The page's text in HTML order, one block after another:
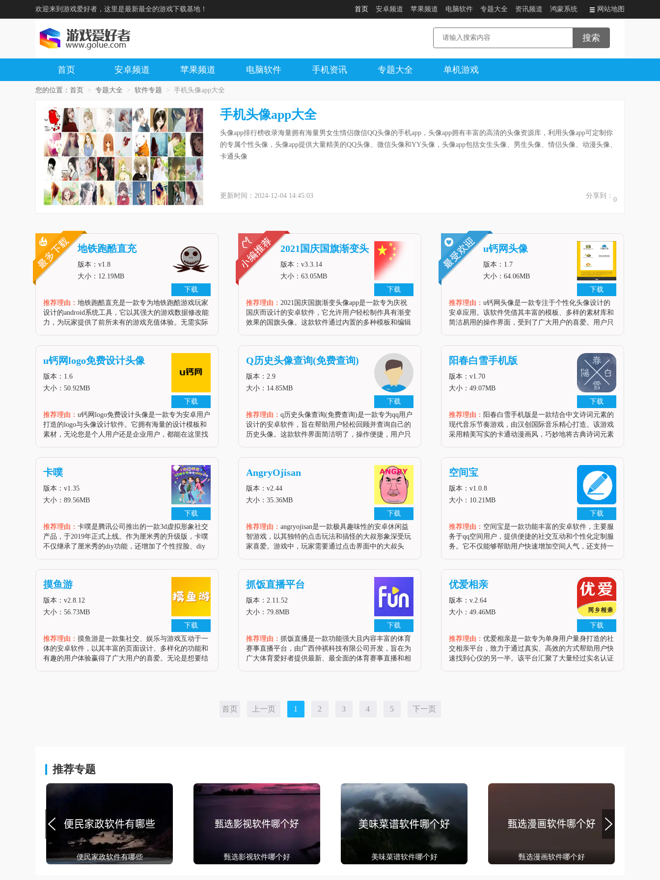
欢迎来到游戏爱好者，这里是最新最全的游戏下载基地！ 首页 安卓频道 苹果频道 电脑软件 专题大全 资讯频道 鸿蒙系统 网站地图
首页 安卓频道 苹果频道 电脑软件 手机资讯 专题大全 单机游戏
您的位置： 首页 > 专题大全 > 软件专题 > 手机头像app大全
手机头像app大全
头像app排行榜收录海量拥有海量男女生情侣微信QQ头像的手机app，头像app拥有丰富的高清的头像资源库，利用头像app可定制你
的专属个性头像，头像app提供大量精美的QQ头像、微信头像和YY头像，头像app包括女生头像、男生头像、情侣头像、动漫头像、
卡通头像
更新时间：2024-12-04 14:45:03 分享到：
0
下载
地铁跑酷直充
版本：v1.8
大小：12.19MB
推荐理由： 地铁跑酷直充是一款专为地铁跑酷游戏玩家
设计的android系统工具，它以其强大的游戏数据修改能
力，为玩家提供了前所未有的游戏充值体验。无需实际
下载
2021国庆国旗渐变头
像app
版本：v3.3.14
大小：63.05MB
推荐理由： 2021国庆国旗渐变头像app是一款专为庆祝
国庆而设计的安卓软件，它允许用户轻松制作具有渐变
效果的国旗头像。这款软件通过内置的多种模板和编辑
下载
u钙网头像
版本：1.7
大小：64.06MB
推荐理由： u钙网头像是一款专注于个性化头像设计的
安卓应用。该软件凭借其丰富的模板、多样的素材库和
简洁易用的操作界面，受到了广大用户的喜爱。用户只
下载
u钙网logo免费设计头像
版本：1.6
大小：50.92MB
推荐理由： u钙网logo免费设计头像是一款专为安卓用户
打造的logo与头像设计软件。它拥有海量的设计模板和
素材，无论您是个人用户还是企业用户，都能在这里找
下载
Q历史头像查询(免费查询)
版本：2.9
大小：14.85MB
推荐理由： q历史头像查询(免费查询)是一款专为qq用户
设计的安卓软件，旨在帮助用户轻松回顾并查询自己的
历史头像。这款软件界面简洁明了，操作便捷，用户只
下载
阳春白雪手机版
版本：v1.70
大小：49.07MB
推荐理由： 阳春白雪手机版是一款结合中文诗词元素的
现代音乐节奏游戏，由汉创国际音乐精心打造。该游戏
采用精美写实的卡通动漫画风，巧妙地将古典诗词元素
下载
卡噗
版本：v1.35
大小：89.56MB
推荐理由： 卡噗是腾讯公司推出的一款3d虚拟形象社交
产品，于2019年正式上线。作为厘米秀的升级版，卡噗
不仅继承了厘米秀的diy功能，还增加了个性捏脸、diy
下载
AngryOjisan
版本：v2.44
大小：35.36MB
推荐理由： angryojisan是一款极具趣味性的安卓休闲益
智游戏，以其独特的点击玩法和搞怪的大叔形象深受玩
家喜爱。游戏中，玩家需要通过点击界面中的大叔头
下载
空间宝
版本：v1.0.8
大小：10.21MB
推荐理由： 空间宝是一款功能丰富的安卓软件，主要服
务于qq空间用户，提供便捷的社交互动和个性化定制服
务。它不仅能够帮助用户快速增加空间人气，还支持一
下载
摸鱼游
版本：v2.8.12
大小：56.73MB
推荐理由： 摸鱼游是一款集社交、娱乐与游戏互动于一
体的安卓软件，以其丰富的页面设计、多样化的功能和
有趣的用户体验赢得了广大用户的喜爱。无论是想要结
下载
抓饭直播平台
版本：2.11.52
大小：79.8MB
推荐理由： 抓饭直播是一款功能强大且内容丰富的体育
赛事直播平台，由广西仲祺科技有限公司开发，旨在为
广大体育爱好者提供最新、最全面的体育赛事直播和相
下载
优爱相亲
版本：v.2.64
大小：49.46MB
推荐理由： 优爱相亲是一款专为单身用户量身打造的社
交相亲平台，致力于通过真实、高效的方式帮助用户快
速找到心仪的另一半。该平台汇聚了大量经过实名认证
首页 上一页 1 2 3 4 5 下一页
推荐专题
便民家政软件有哪些 甄选影视软件哪个好 美味菜谱软件哪个好 甄选漫画软件哪个好